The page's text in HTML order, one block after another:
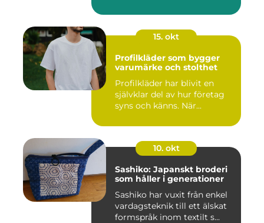
15. okt
Profilkläder som bygger
varumärke och stolthet
Profilkläder har blivit en
självklar del av hur företag
syns och känns. När...
10. okt
Sashiko: Japanskt broderi
som håller i generationer
Sashiko har vuxit från enkel
vardagsteknik till ett älskat
formspråk inom textilt s...